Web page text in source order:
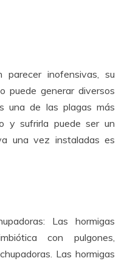
parecer inofensivas, su
puede generar diversos
una de las plagas más
y sufrirla puede ser un
una vez instaladas es
Las hormigas
con pulgones,
Las hormigas